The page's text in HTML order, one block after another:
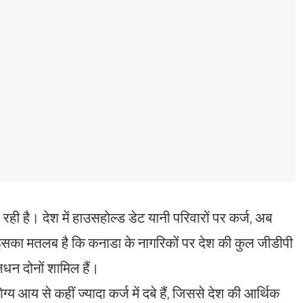
है। देश में हाउसहोल्ड डेट यानी परिवारों पर कर्ज, अब
मतलब है कि कनाडा के नागरिकों पर देश की कुल जीडीपी
दोनों शामिल हैं।
आय से कहीं ज्यादा कर्ज में दबे हैं, जिससे देश की आर्थिक